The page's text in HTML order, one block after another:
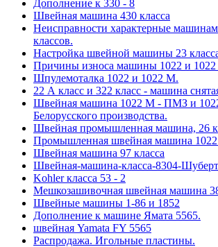
Дополнение к 330 - 8
Швейная машина 430 класса
Неисправности характерные
классов.
Настройка швейной машины 23
Причины износа машины 1022 и
Шпулемоталка 1022 и 1022 М.
22 А класс и 322 класс - машина
Швейная машина 1022 М - ПМЗ и
Белорусского производства.
Швейная промышленная машина, 26
Промышленная швейная машина
Швейная машина 97 класса
Швейная-машина-класса-8304-Шуберт
Kohler класса 53 - 2
Мешкозашивочная швейная машина
Швейные машины 1-86 и 1852
Дополнение к машине Ямата 5565.
швейная Yamata FY 5565
Распродажа. Игольные пластины.